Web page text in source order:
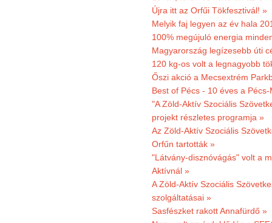
Újra itt az Orfűi Tökfesztivál! »
Melyik faj legyen az év hala
100% megújuló energia
Magyarország legízesebb úti
120 kg-os volt a legnagyobb
Őszi akció a Mecsextrém
Best of Pécs - 10 éves a
"A Zöld-Aktív Szociális
projekt részletes programja »
Az Zöld-Aktív Szociális
Orfűn tartották »
"Látvány-disznóvágás" volt a
Aktívnál »
A Zöld-Aktív Szociális
szolgáltatásai »
Sasfészket rakott Annafürdő »